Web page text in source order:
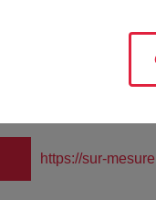
https://sur-